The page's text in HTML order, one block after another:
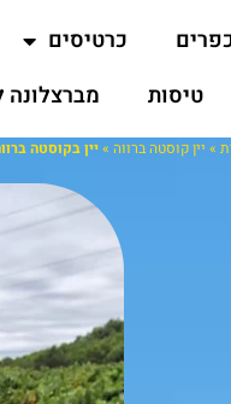
כרטיסים
טיסות מברצלונה
» יין קוסטה ברווה »יין בקוסטה